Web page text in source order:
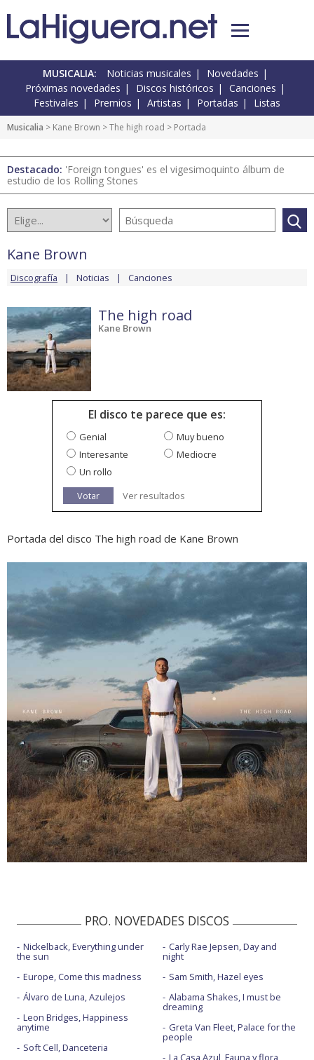
MUSICALIA: Noticias musicales
Novedades
Próximas novedades
Discos históricos
Canciones
Festivales
Premios Artistas Portadas Listas
Musicalia > Kane Brown >The high road > Portada
Destacado: 'Foreign tongues' es el vigesimoquinto álbum de
estudio de los Rolling Stones
Kane Brown
Discografía Noticias Canciones
The high road
Kane Brown
El disco te parece que es:
Genial
Muy bueno
Interesante
Mediocre
Un rollo
Votar
Ver resultados
Portada del disco The high road de Kane Brown
PRO. NOVEDADES DISCOS
Nickelback, Everything under
the sun
Europe, Come this madness
Álvaro de Luna, Azulejos
Leon Bridges, Happiness
anytime
Soft Cell, Danceteria
Carly Rae Jepsen, Day and
night
Sam Smith, Hazel eyes
Alabama Shakes, I must be
dreaming
Greta Van Fleet, Palace for the
people
La Casa Azul, Fauna y flora